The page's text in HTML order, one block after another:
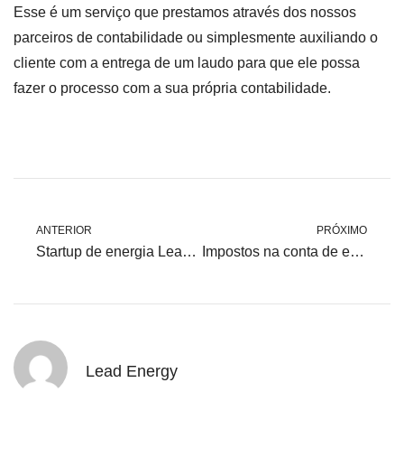
Esse é um serviço que prestamos através dos nossos
parceiros de contabilidade ou simplesmente auxiliando o
cliente com a entrega de um laudo para que ele possa
fazer o processo com a sua própria contabilidade.
ANTERIOR
Startup de energia Lead busca aporte para criar novos serviços
PRÓXIMO
Impostos na conta de energia: Empreendedor pode recuperar mais de 90% do valor pago
Lead Energy